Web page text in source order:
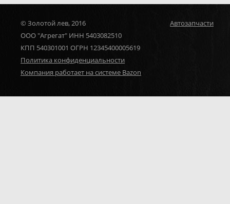
© Золотой лев, 2016
ООО "Агрегат" ИНН 5403082510
КПП 540301001 ОГРН 12345400005619
Политика конфиденциальности
Компания работает на системе Bazon
Автозапчасти